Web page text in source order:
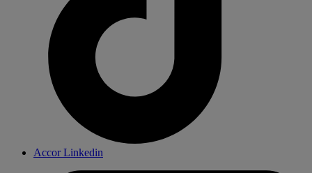
Accor Linkedin